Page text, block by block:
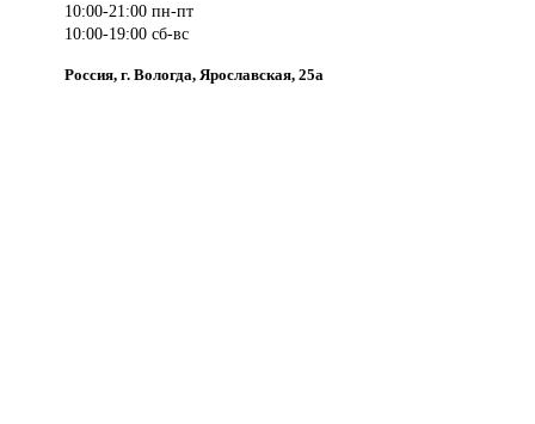
10:00-21:00 пн-пт
10:00-19:00 сб-вс
Россия, г. Вологда, Ярославская, 25а